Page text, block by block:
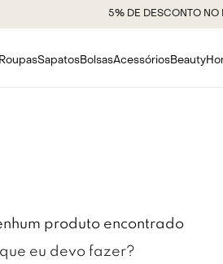
5% DE DESCONTO NO
RoupasSapatosBolsasAcessóriosBeauty
produto encontrado
eu devo fazer?